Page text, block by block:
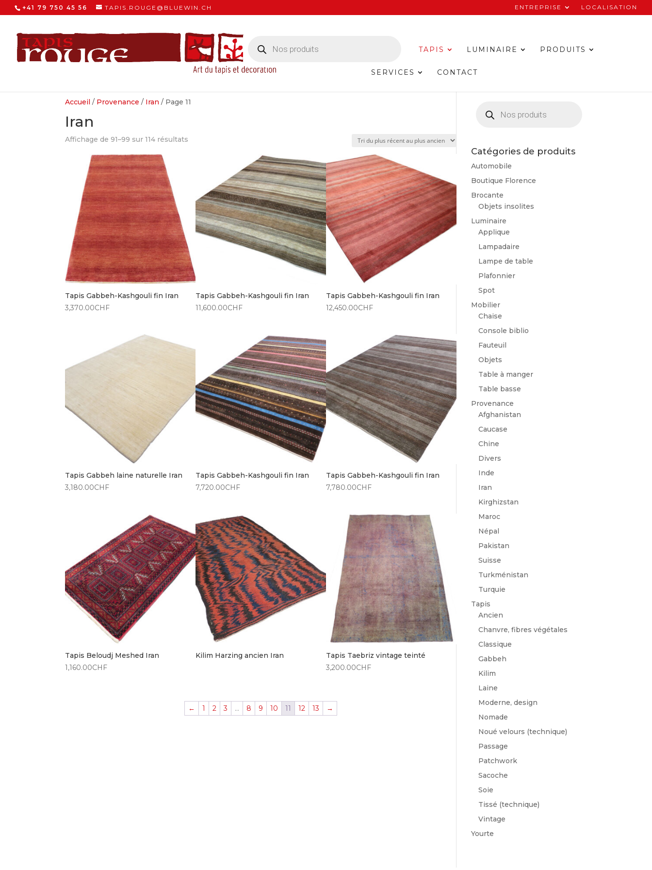
+41 79 750 45 56 TAPIS.ROUGE@BLUEWIN.CH ENTREPRISE LOCALISATION
produits TAPIS LUMINAIRE PRODUITS
SERVICES CONTACT
Accueil / Provenance / Iran / Page 11
Iran
Affichage de 91–99 sur 114 résultats
plus
ancien
Tapis Gabbeh-Kashgouli fin Iran
3,370.00CHF
Tapis Gabbeh-Kashgouli fin Iran
11,600.00CHF
Tapis Gabbeh-Kashgouli fin Iran
12,450.00CHF
Tapis Gabbeh laine naturelle Iran
3,180.00CHF
Tapis Gabbeh-Kashgouli fin Iran
7,720.00CHF
Tapis Gabbeh-Kashgouli fin Iran
7,780.00CHF
Tapis Beloudj Meshed Iran
1,160.00CHF
Kilim Harzing ancien Iran
Tapis Taebriz vintage teinté
3,200.00CHF
← 1 2 3 … 8 9 10 11 12 13 →
produits
Catégories de produits
Automobile
Boutique Florence
Brocante
Objets insolites
Luminaire
Applique
Lampadaire
Lampe de table
Plafonnier
Spot
Mobilier
Chaise
Console biblio
Fauteuil
Objets
Table à manger
Table basse
Provenance
Afghanistan
Caucase
Chine
Divers
Inde
Iran
Kirghizstan
Maroc
Népal
Pakistan
Suisse
Turkménistan
Turquie
Tapis
Ancien
Chanvre, fibres végétales
Classique
Gabbeh
Kilim
Laine
Moderne, design
Nomade
Noué velours (technique)
Passage
Patchwork
Sacoche
Soie
Tissé (technique)
Vintage
Yourte